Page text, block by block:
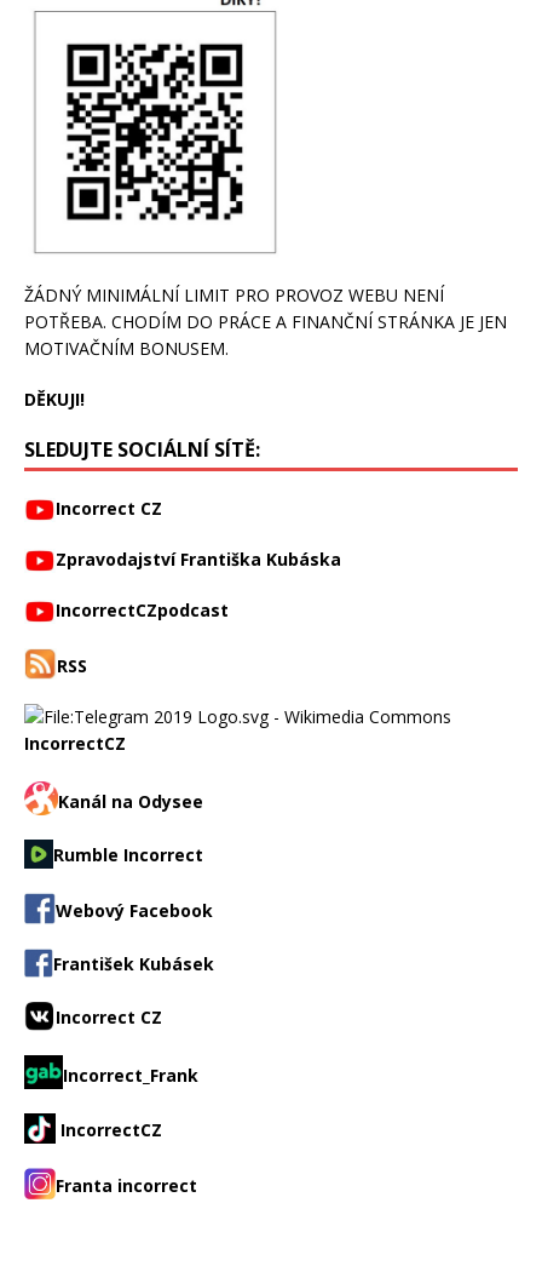
ŽÁDNÝ MINIMÁLNÍ LIMIT PRO PROVOZ WEBU NENÍ
POTŘEBA. CHODÍM DO PRÁCE A FINANČNÍ STRÁNKA JE JEN
MOTIVAČNÍM BONUSEM.
DĚKUJI!
SLEDUJTE SOCIÁLNÍ SÍTĚ:
Incorrect CZ
Zpravodajství Františka Kubáska
IncorrectCZpodcast
RSS
IncorrectCZ
Kanál na Odysee
Rumble Incorrect
Webový Facebook
František Kubásek
Incorrect CZ
Incorrect_Frank
IncorrectCZ
Franta incorrect